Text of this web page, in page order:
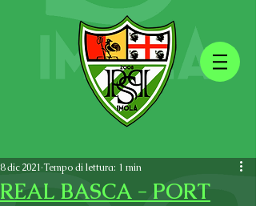
REAL BASCA - PORT
8 dic 2021 Tempo di lettura: 1 min